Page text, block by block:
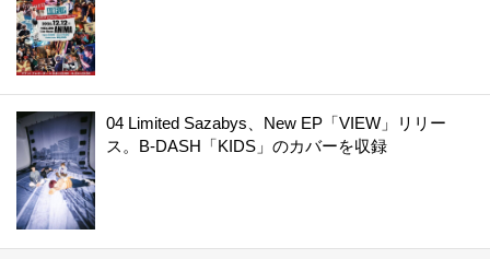
04 Limited Sazabys、New EP「VIEW」リリー
ス。B-DASH「KIDS」のカバーを収録